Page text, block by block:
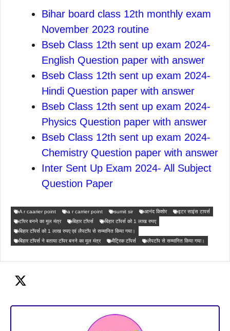
Bihar board class 12th monthly exam
November 2023 routine
Bseb Class 12th sent up exam 2024-
English Question paper with answer
Bseb Class 12th sent up exam 2024-
Hindi Question paper with answer
Bseb Class 12th sent up exam 2024-
Physics Question paper with answer
Bseb Class 12th sent up exam 2024-
Chemistry Question paper with answer
Inter Sent Up Exam 2024- All Subject
Question Paper
A r caarier point a r carrier point sumit sir आनंद किशोर
इटर साइंस टापर्स
टॉपर बनने का मूल मंत्र
बिहार टॉपर्स
बिहार टॉपर्स को 1 लाख रुपए
बिहार टॉपर्स को 1 लाख रुपए एवं लैपटॉप से सम्मानित किया गया।
बिहार टॉपर्स ने बताया टॉपर बनने का मूल मंत्र
मैट्रिक टॉपर्स लैपटॉप से सम्मानित किया गया।